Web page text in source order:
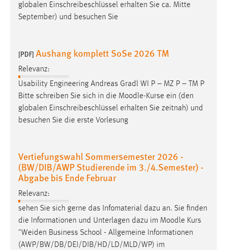
globalen Einschreibeschlüssel erhalten Sie ca. Mitte
September) und besuchen Sie
[PDF] Aushang komplett SoSe 2026 TM
Relevanz:
Usability Engineering Andreas Gradl WI P – MZ P – TM P
Bitte schreiben Sie sich in die Moodle-Kurse ein (den
globalen Einschreibeschlüssel erhalten Sie zeitnah) und
besuchen Sie die erste Vorlesung
Vertiefungswahl Sommersemester 2026 -
(BW/DIB/AWP Studierende im 3./4.Semester) -
Abgabe bis Ende Februar
Relevanz:
sehen Sie sich gerne das Infomaterial dazu an. Sie finden
die Informationen und Unterlagen dazu im Moodle Kurs
"Weiden Business School - Allgemeine Informationen
(AWP/BW/DB/DEI/DIB/HD/LD/MLD/WP) im
Name:
MibewSessionID, MIBEW_UserID, mibew_locale, mibew-
Wird benötigt um die Chatfunktion nutzen zu können.
Cookie Laufzeit:
MibewSessionID, mibew-chat-frame-style-
5e9dbeb1811c0446 = Sitzungslaufzeit, mibew_locale = 3
Jahre, MIBEW_UserID = 1 Jahr
Name:
fe_user, be_user, be_lastLoginProvider
Dieser Cookie ist notwendig um sich an der Website
einloggen zu können.
Cookie Laufzeit:
24 Stunden